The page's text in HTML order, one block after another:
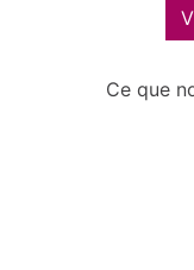
Ce que